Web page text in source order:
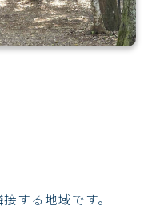
する地域です。